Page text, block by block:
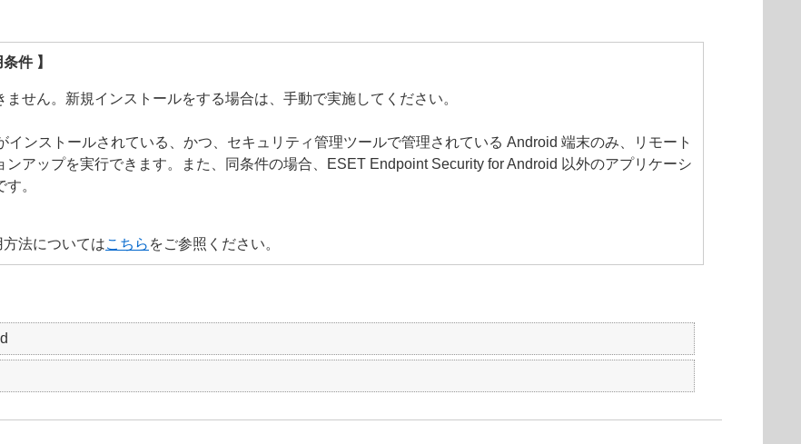
件 】
せん。新規インストールをする場合は、手動で実施してください。
インストールされている、かつ、セキュリティ管理ツールで管理されている Android 端末のみ、リモート
アップを実行できます。また、同条件の場合、ESET Endpoint Security for Android 以外のアプリケーシ
。
法についてはこちら をご参照ください。